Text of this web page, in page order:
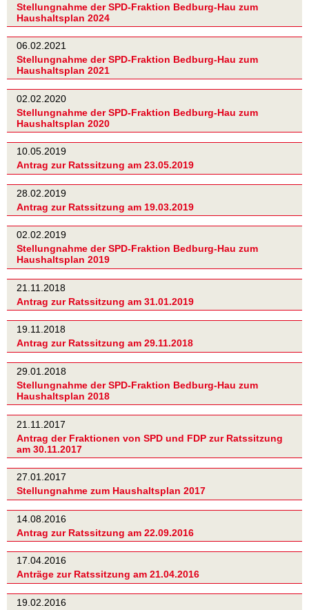
Stellungnahme der SPD-Fraktion Bedburg-Hau zum
Haushaltsplan 2024
06.02.2021
Stellungnahme der SPD-Fraktion Bedburg-Hau zum
Haushaltsplan 2021
02.02.2020
Stellungnahme der SPD-Fraktion Bedburg-Hau zum
Haushaltsplan 2020
10.05.2019
Antrag zur Ratssitzung am 23.05.2019
28.02.2019
Antrag zur Ratssitzung am 19.03.2019
02.02.2019
Stellungnahme der SPD-Fraktion Bedburg-Hau zum
Haushaltsplan 2019
21.11.2018
Antrag zur Ratssitzung am 31.01.2019
19.11.2018
Antrag zur Ratssitzung am 29.11.2018
29.01.2018
Stellungnahme der SPD-Fraktion Bedburg-Hau zum
Haushaltsplan 2018
21.11.2017
Antrag der Fraktionen von SPD und FDP zur Ratssitzung
am 30.11.2017
27.01.2017
Stellungnahme zum Haushaltsplan 2017
14.08.2016
Antrag zur Ratssitzung am 22.09.2016
17.04.2016
Anträge zur Ratssitzung am 21.04.2016
19.02.2016